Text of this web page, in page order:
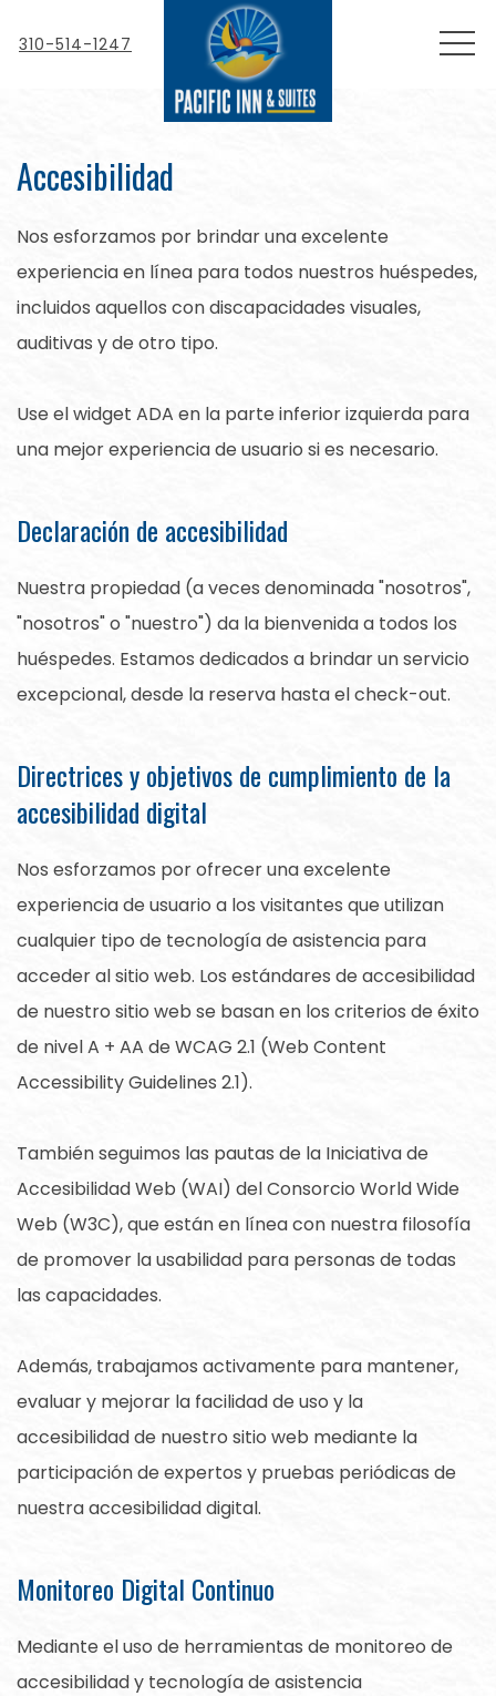
310-514-1247
Accesibilidad
Nos esforzamos por brindar una excelente
experiencia en línea para todos nuestros huéspedes,
incluidos aquellos con discapacidades visuales,
auditivas y de otro tipo.
Use el widget ADA en la parte inferior izquierda para
una mejor experiencia de usuario si es necesario.
Declaración de accesibilidad
Nuestra propiedad (a veces denominada "nosotros",
"nosotros" o "nuestro") da la bienvenida a todos los
huéspedes. Estamos dedicados a brindar un servicio
excepcional, desde la reserva hasta el check-out.
Directrices y objetivos de cumplimiento de la
accesibilidad digital
Nos esforzamos por ofrecer una excelente
experiencia de usuario a los visitantes que utilizan
cualquier tipo de tecnología de asistencia para
acceder al sitio web. Los estándares de accesibilidad
de nuestro sitio web se basan en los criterios de éxito
de nivel A + AA de WCAG 2.1 (Web Content
Accessibility Guidelines 2.1).
También seguimos las pautas de la Iniciativa de
Accesibilidad Web (WAI) del Consorcio World Wide
Web (W3C), que están en línea con nuestra filosofía
de promover la usabilidad para personas de todas
las capacidades.
Además, trabajamos activamente para mantener,
evaluar y mejorar la facilidad de uso y la
accesibilidad de nuestro sitio web mediante la
participación de expertos y pruebas periódicas de
nuestra accesibilidad digital.
Monitoreo Digital Continuo
Mediante el uso de herramientas de monitoreo de
accesibilidad y tecnología de asistencia